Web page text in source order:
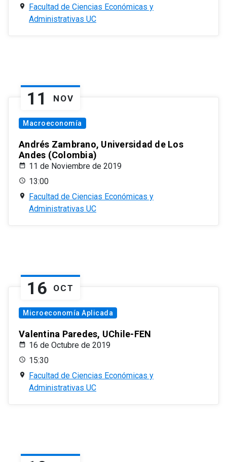
Facultad de Ciencias Económicas y
Administrativas UC
11 NOV
Macroeconomía
Andrés Zambrano, Universidad de Los
Andes (Colombia)
11 de Noviembre de 2019
13:00
Facultad de Ciencias Económicas y
Administrativas UC
16 OCT
Microeconomía Aplicada
Valentina Paredes, UChile-FEN
16 de Octubre de 2019
15:30
Facultad de Ciencias Económicas y
Administrativas UC